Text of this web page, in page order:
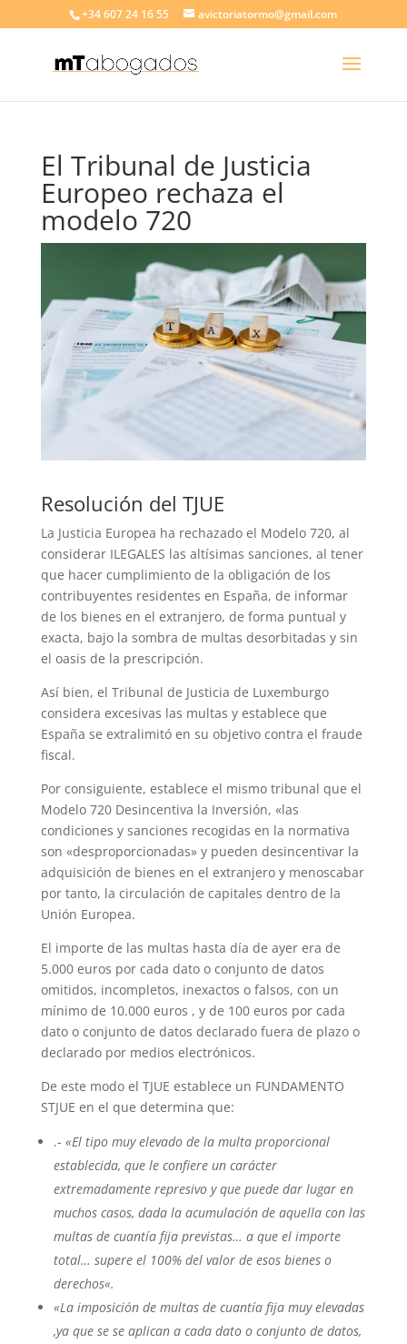
+34 607 24 16 55 avictoriatormo@gmail.com
El Tribunal de Justicia
Europeo rechaza el
modelo 720
Resolución del TJUE
La Justicia Europea ha rechazado el Modelo 720, al
considerar ILEGALES las altísimas sanciones, al tener
que hacer cumplimiento de la obligación de los
contribuyentes residentes en España, de informar
de los bienes en el extranjero, de forma puntual y
exacta, bajo la sombra de multas desorbitadas y sin
el oasis de la prescripción.
Así bien, el Tribunal de Justicia de Luxemburgo
considera excesivas las multas y establece que
España se extralimitó en su objetivo contra el fraude
fiscal.
Por consiguiente, establece el mismo tribunal que el
Modelo 720 Desincentiva la Inversión, «las
condiciones y sanciones recogidas en la normativa
son «desproporcionadas» y pueden desincentivar la
adquisición de bienes en el extranjero y menoscabar
por tanto, la circulación de capitales dentro de la
Unión Europea.
El importe de las multas hasta día de ayer era de
5.000 euros por cada dato o conjunto de datos
omitidos, incompletos, inexactos o falsos, con un
mínimo de 10.000 euros , y de 100 euros por cada
dato o conjunto de datos declarado fuera de plazo o
declarado por medios electrónicos.
De este modo el TJUE establece un FUNDAMENTO
STJUE en el que determina que:
.- «El tipo muy elevado de la multa proporcional
establecida, que le confiere un carácter
extremadamente represivo y que puede dar lugar en
muchos casos, dada la acumulación de aquella con las
multas de cuantía fija previstas… a que el importe
total… supere el 100% del valor de esos bienes o
derechos«.
«La imposición de multas de cuantía fija muy elevadas
,ya que se se aplican a cada dato o conjunto de datos,